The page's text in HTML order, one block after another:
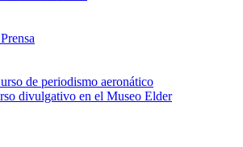
de periodismo aeronático
divulgativo en el Museo Elder